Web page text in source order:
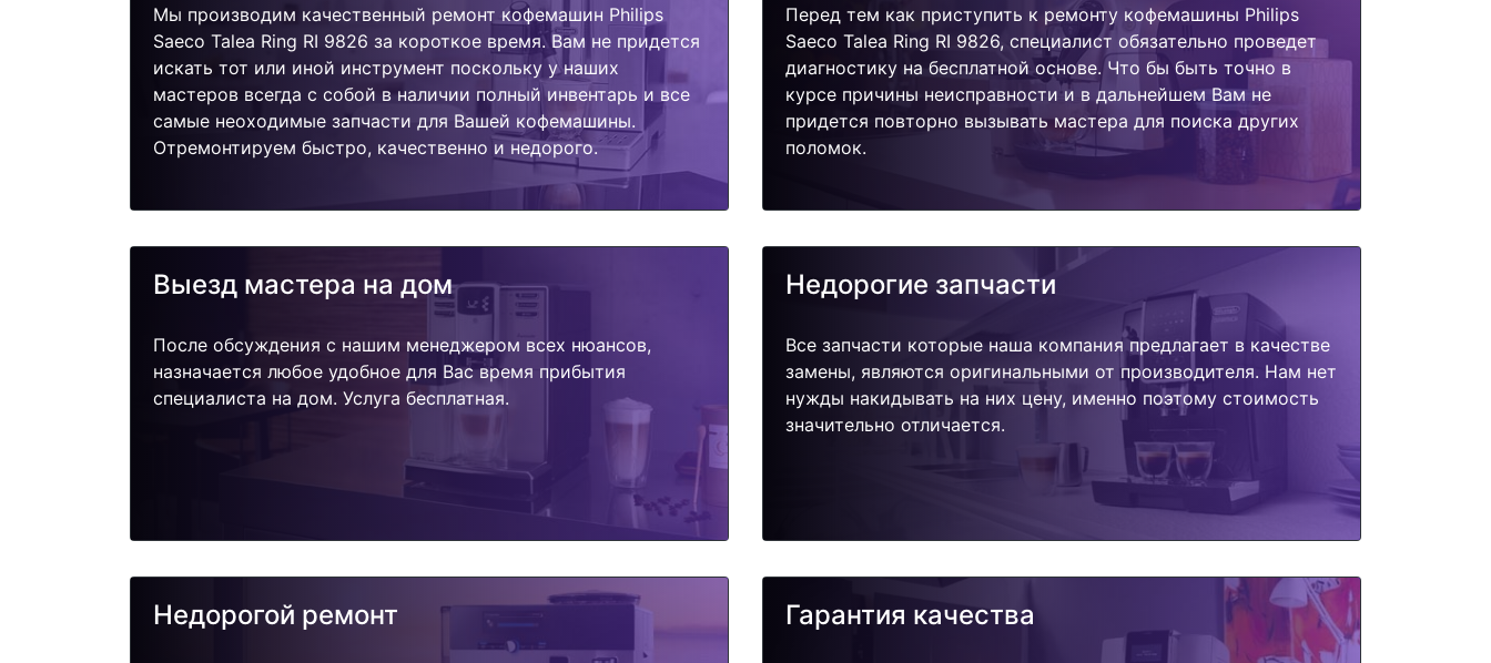
Мы производим качественный ремонт кофемашин Philips
Saeco Talea Ring RI 9826 за короткое время. Вам не придется
искать тот или иной инструмент поскольку у наших
мастеров всегда с собой в наличии полный инвентарь и все
самые неоходимые запчасти для Вашей кофемашины.
Отремонтируем быстро, качественно и недорого.
Перед тем как приступить к ремонту кофемашины Philips
Saeco Talea Ring RI 9826, специалист обязательно проведет
диагностику на бесплатной основе. Что бы быть точно в
курсе причины неисправности и в дальнейшем Вам не
придется повторно вызывать мастера для поиска других
поломок.
Выезд мастера на дом
После обсуждения с нашим менеджером всех нюансов,
назначается любое удобное для Вас время прибытия
специалиста на дом. Услуга бесплатная.
Недорогие запчасти
Все запчасти которые наша компания предлагает в качестве
замены, являются оригинальными от производителя. Нам нет
нужды накидывать на них цену, именно поэтому стоимость
значительно отличается.
Недорогой ремонт Гарантия качества